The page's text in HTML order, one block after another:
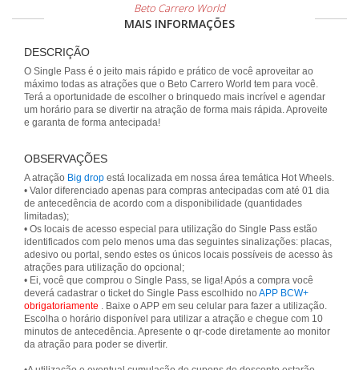
Beto Carrero World
MAIS INFORMAÇÕES
DESCRIÇÃO
O Single Pass é o jeito mais rápido e prático de você aproveitar ao
máximo todas as atrações que o Beto Carrero World tem para você.
Terá a oportunidade de escolher o brinquedo mais incrível e agendar
um horário para se divertir na atração de forma mais rápida. Aproveite
e garanta de forma antecipada!
OBSERVAÇÕES
A atração Big drop está localizada em nossa área temática Hot Wheels.
• Valor diferenciado apenas para compras antecipadas com até 01 dia
de antecedência de acordo com a disponibilidade (quantidades
limitadas);
• Os locais de acesso especial para utilização do Single Pass estão
identificados com pelo menos uma das seguintes sinalizações: placas,
adesivo ou portal, sendo estes os únicos locais possíveis de acesso às
atrações para utilização do opcional;
• Ei, você que comprou o Single Pass, se liga! Após a compra você
deverá cadastrar o ticket do Single Pass escolhido no APP BCW+
obrigatoriamente . Baixe o APP em seu celular para fazer a utilização.
Escolha o horário disponível para utilizar a atração e chegue com 10
minutos de antecedência. Apresente o qr-code diretamente ao monitor
da atração para poder se divertir.